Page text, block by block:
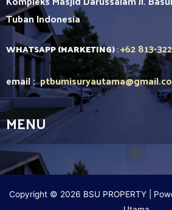
TubanIndonesia
WHATSAPP (MARKETING):+62 813-
email :ptbumisuryautama
MENU
Copyright © 2026 BSU PROPERTY |